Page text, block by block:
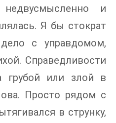
и
Я бы стократ
с управдомом,
Справедливости
грубой или злой в
Просто рядом с
в струнку,